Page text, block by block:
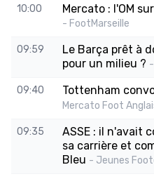
10:00 Mercato : l'OM
- FootMarseille
09:59
Le Barça prêt à
pour un milieu ?
09:40 Tottenham
Mercato Foot
09:35
ASSE : il n'avait
sa carrière et
Bleu - Jeunes